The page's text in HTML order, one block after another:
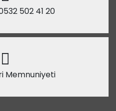
502 41 20
Memnuniyeti